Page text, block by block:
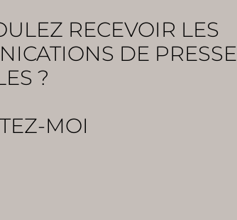
RECEVOIR LES
DE PRESSE
?
MOI